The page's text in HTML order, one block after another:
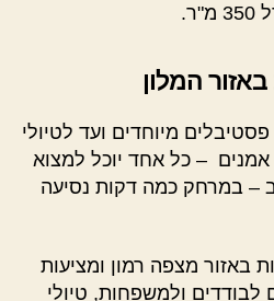
המלון
מיוחדים ועד לטיולי
אמנים – כל אחד יוכל למצוא
– במרחק כמה דקות נסיעה
באזור מצפה רמון ומציעות
לבודדים ולמשפחות, טיולי